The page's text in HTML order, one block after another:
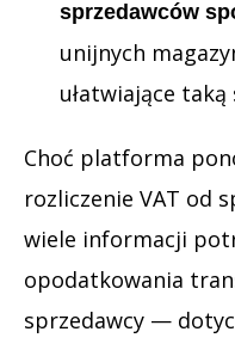
sprzedawców
unijnych
ułatwiające taką
Choć platforma
rozliczenie VAT od
wiele informacji
opodatkowania
sprzedawcy —